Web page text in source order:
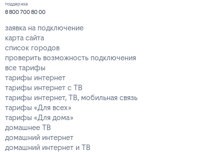
поддержка
8 800 700 80 00
заявка на подключение
карта сайта
список городов
проверить возможность подключения
все тарифы
тарифы интернет
тарифы интернет с ТВ
тарифы интернет, ТВ, мобильная связь
тарифы «Для всех»
тарифы «Для дома»
домашнее ТВ
домашний интернет
домашний интернет и ТВ